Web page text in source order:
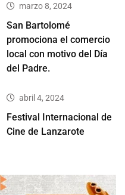
marzo 8, 2024
San Bartolomé
promociona el comercio
local con motivo del Día
del Padre.
abril 4, 2024
Festival Internacional de
Cine de Lanzarote